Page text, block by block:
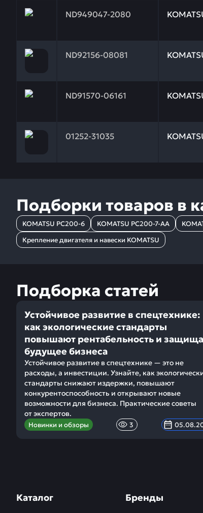
ND949047-2080
Заказывая запчасти у нас, вы получаете
ND92156-08081
Заказывая запчасти у нас, вы получаете
ND91570-06161
Заказывая запчасти у нас, вы получаете
01252-31035
Заказывая запчасти у нас, вы получаете
Подборки товаров в
KOMATSU PC200-6 KOMATSU PC200-7-AA
Крепление двигателя и навески KOMATSU
Подборка статей
Устойчивое развитие в спецтехнике:
как экологические стандарты
повышают рентабельность и
будущее бизнеса
Устойчивое развитие в спецтехнике — это не
расходы, а инвестиции. Узнайте, как
стандарты снижают издержки, повышают
конкурентоспособность и открывают новые
возможности для бизнеса. Практические советы
от экспертов.
Новинки и обзоры 3
Каталог Бренды